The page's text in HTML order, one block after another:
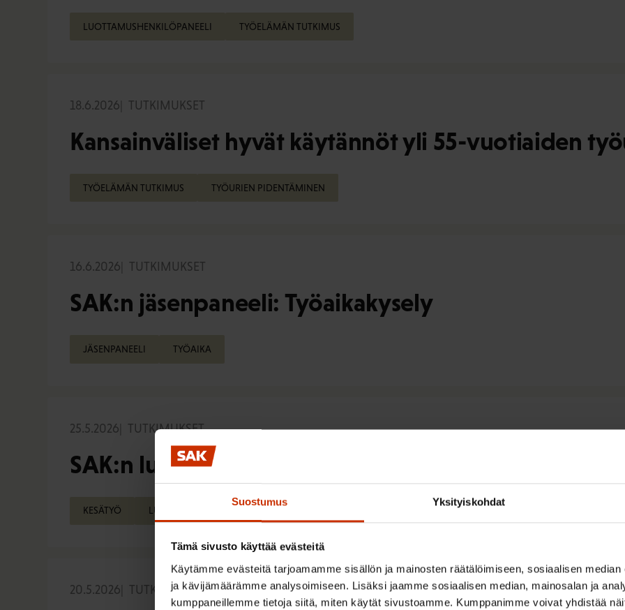
Suostumus Yksityiskohdat
Tämä sivusto käyttää evästeitä
Käytämme evästeitä tarjoamamme sisällön ja mainosten räätälöimiseen, sosiaalisen
ja kävijämäärämme analysoimiseen. Lisäksi jaamme sosiaalisen median, mainosalan ja
kumppaneillemme tietoja siitä, miten käytät sivustoamme. Kumppanimme voivat yhdistää
LUOTTAMUSHENKILÖPANEELI TYÖELÄMÄN TUTKIMUS
18.6.2026 TUTKIMUKSET
Kansainväliset hyvät käytännöt yli 55-vuotiaiden
TYÖELÄMÄN TUTKIMUS TYÖURIEN PIDENTÄMINEN
16.6.2026 TUTKIMUKSET
SAK:n jäsenpaneeli: Työaikakysely
JÄSENPANEELI TYÖAIKA
25.5.2026 TUTKIMUKSET
SAK:n luottamushenkilöpaneeli: Kesätyökysely 2026
KESÄTYÖ LUOTTAMUSHENKILÖPANEELI
20.5.2026 TUTKIMUKSET